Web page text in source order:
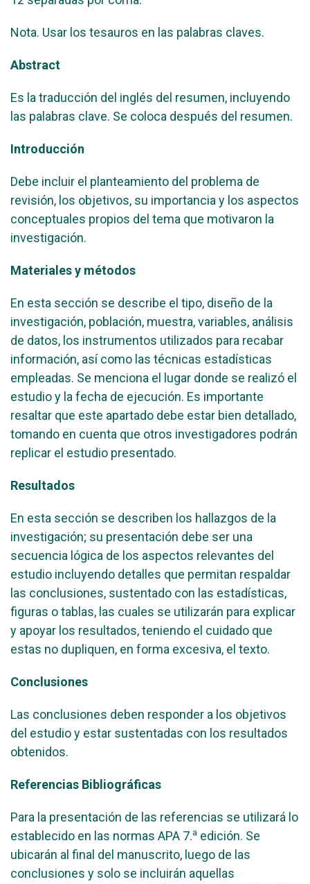
Nota. Usar los tesauros en las palabras claves.
Abstract
Es la traducción del inglés del resumen, incluyendo
las palabras clave. Se coloca después del resumen.
Introducción
Debe incluir el planteamiento del problema de
revisión, los objetivos, su importancia y los aspectos
conceptuales propios del tema que motivaron la
investigación.
Materiales y métodos
En esta sección se describe el tipo, diseño de la
investigación, población, muestra, variables, análisis
de datos, los instrumentos utilizados para recabar
información, así como las técnicas estadísticas
empleadas. Se menciona el lugar donde se realizó el
estudio y la fecha de ejecución. Es importante
resaltar que este apartado debe estar bien detallado,
tomando en cuenta que otros investigadores podrán
replicar el estudio presentado.
Resultados
En esta sección se describen los hallazgos de la
investigación; su presentación debe ser una
secuencia lógica de los aspectos relevantes del
estudio incluyendo detalles que permitan respaldar
las conclusiones, sustentado con las estadísticas,
figuras o tablas, las cuales se utilizarán para explicar
y apoyar los resultados, teniendo el cuidado que
estas no dupliquen, en forma excesiva, el texto.
Conclusiones
Las conclusiones deben responder a los objetivos
del estudio y estar sustentadas con los resultados
obtenidos.
Referencias Bibliográficas
Para la presentación de las referencias se utilizará lo
establecido en las normas APA 7.a edición. Se
ubicarán al final del manuscrito, luego de las
conclusiones y solo se incluirán aquellas